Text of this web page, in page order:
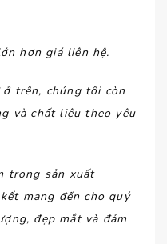
hơn giá liên hệ.
ở trên, chúng tôi còn
và chất liệu theo yêu
trong sản xuất
mang đến cho quý
đẹp mắt và đảm